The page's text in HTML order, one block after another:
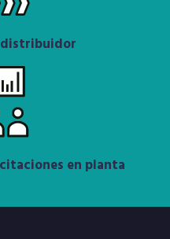
en planta